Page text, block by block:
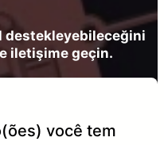
destekleyebileceğini
iletişime geçin.
você tem